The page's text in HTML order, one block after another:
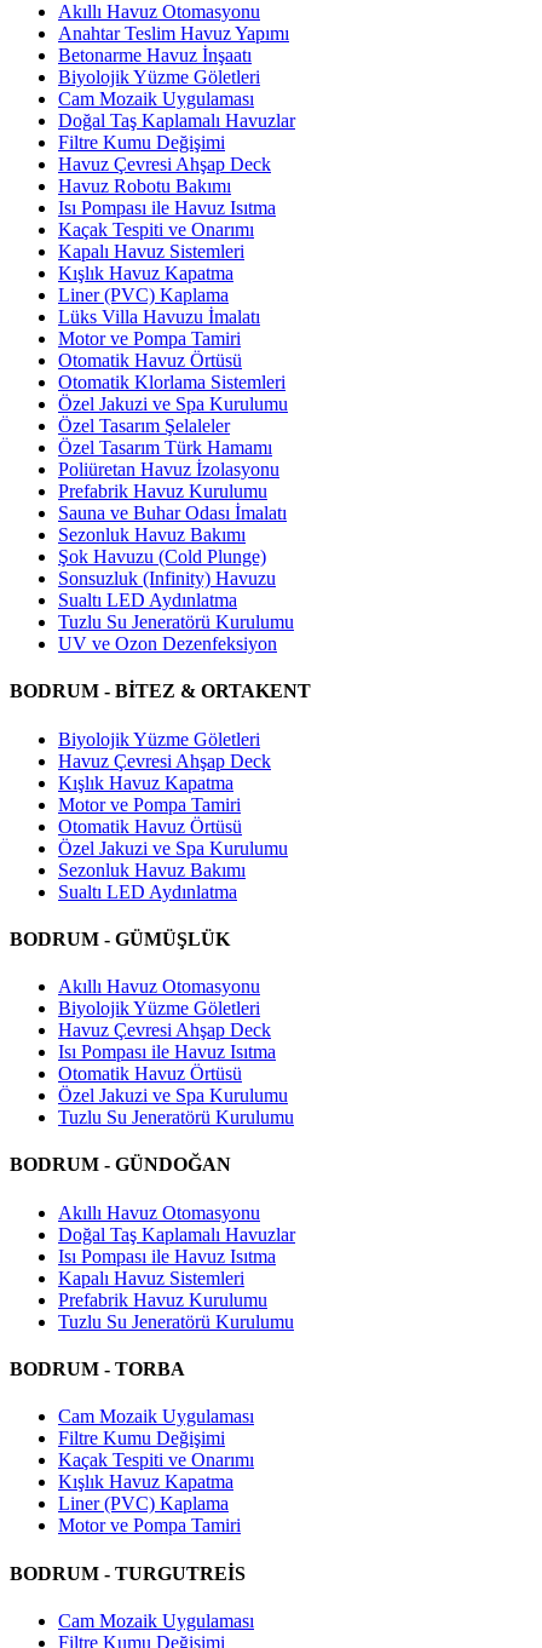
Akıllı Havuz Otomasyonu
Anahtar Teslim Havuz Yapımı
Betonarme Havuz İnşaatı
Biyolojik Yüzme Göletleri
Cam Mozaik Uygulaması
Doğal Taş Kaplamalı Havuzlar
Filtre Kumu Değişimi
Havuz Çevresi Ahşap Deck
Havuz Robotu Bakımı
Isı Pompası ile Havuz Isıtma
Kaçak Tespiti ve Onarımı
Kapalı Havuz Sistemleri
Kışlık Havuz Kapatma
Liner (PVC) Kaplama
Lüks Villa Havuzu İmalatı
Motor ve Pompa Tamiri
Otomatik Havuz Örtüsü
Otomatik Klorlama Sistemleri
Özel Jakuzi ve Spa Kurulumu
Özel Tasarım Şelaleler
Özel Tasarım Türk Hamamı
Poliüretan Havuz İzolasyonu
Prefabrik Havuz Kurulumu
Sauna ve Buhar Odası İmalatı
Sezonluk Havuz Bakımı
Şok Havuzu (Cold Plunge)
Sonsuzluk (Infinity) Havuzu
Sualtı LED Aydınlatma
Tuzlu Su Jeneratörü Kurulumu
UV ve Ozon Dezenfeksiyon
BODRUM - BİTEZ & ORTAKENT
Biyolojik Yüzme Göletleri
Havuz Çevresi Ahşap Deck
Kışlık Havuz Kapatma
Motor ve Pompa Tamiri
Otomatik Havuz Örtüsü
Özel Jakuzi ve Spa Kurulumu
Sezonluk Havuz Bakımı
Sualtı LED Aydınlatma
BODRUM - GÜMÜŞLÜK
Akıllı Havuz Otomasyonu
Biyolojik Yüzme Göletleri
Havuz Çevresi Ahşap Deck
Isı Pompası ile Havuz Isıtma
Otomatik Havuz Örtüsü
Özel Jakuzi ve Spa Kurulumu
Tuzlu Su Jeneratörü Kurulumu
BODRUM - GÜNDOĞAN
Akıllı Havuz Otomasyonu
Doğal Taş Kaplamalı Havuzlar
Isı Pompası ile Havuz Isıtma
Kapalı Havuz Sistemleri
Prefabrik Havuz Kurulumu
Tuzlu Su Jeneratörü Kurulumu
BODRUM - TORBA
Cam Mozaik Uygulaması
Filtre Kumu Değişimi
Kaçak Tespiti ve Onarımı
Kışlık Havuz Kapatma
Liner (PVC) Kaplama
Motor ve Pompa Tamiri
BODRUM - TURGUTREİS
Cam Mozaik Uygulaması
Filtre Kumu Değişimi